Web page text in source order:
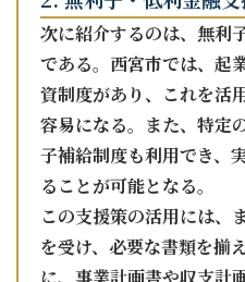
次に紹介するのは、無利
である。西宮市では、起
資制度があり、これを活
容易になる。また、特定
子補給制度も利用でき、
ることが可能となる。
この支援策の活用には、
を受け、必要な書類を揃